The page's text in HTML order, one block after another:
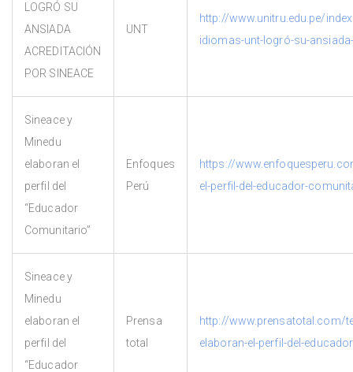
LOGRÓ SU
ANSIADA
ACREDITACIÓN
POR SINEACE
UNT
http://www.unitru.edu.pe/
idiomas-unt-logró-su-
Sineace y
Minedu
elaboran el
perfil del
“Educador
Comunitario”
Enfoques
Perú
https://
el-perfil-del-educador-
Sineace y
Minedu
elaboran el
perfil del
“Educador
Prensa
total
http://www.prensatotal.com/
elaboran-el-perfil-del-